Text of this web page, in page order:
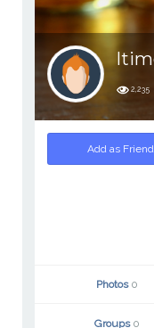
2,235
Add as Friend
Photos 0
Groups 0